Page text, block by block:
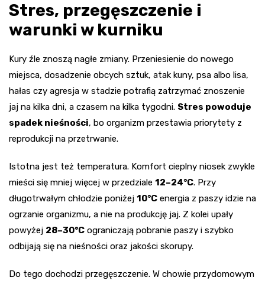
Stres, przegęszczenie i
warunki w kurniku
Kury źle znoszą nagłe zmiany. Przeniesienie do nowego
miejsca, dosadzenie obcych sztuk, atak kuny, psa albo lisa,
hałas czy agresja w stadzie potrafią zatrzymać znoszenie
jaj na kilka dni, a czasem na kilka tygodni. Stres powoduje
spadek nieśności, bo organizm przestawia priorytety z
reprodukcji na przetrwanie.
Istotna jest też temperatura. Komfort cieplny niosek zwykle
mieści się mniej więcej w przedziale 12–24°C. Przy
długotrwałym chłodzie poniżej 10°C energia z paszy idzie na
ogrzanie organizmu, a nie na produkcję jaj. Z kolei upały
powyżej 28–30°C ograniczają pobranie paszy i szybko
odbijają się na nieśności oraz jakości skorupy.
Do tego dochodzi przegęszczenie. W chowie przydomowym